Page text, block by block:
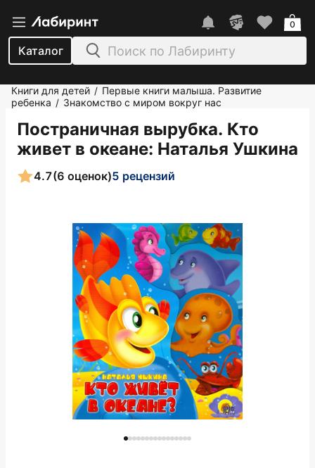
Каталог
0
Книги для детей / Первые книги малыша. Развитие
ребенка / Знакомство с миром вокруг нас
Постраничная вырубка. Кто
живет в океане: Наталья Ушкина
4.7(6 оценок)5 рецензий